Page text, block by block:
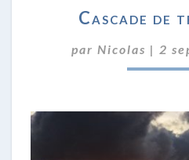
Cascade de
par Nicolas | 2